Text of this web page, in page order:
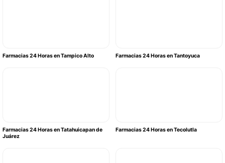
Farmacias 24 Horas en Tampico Alto Farmacias 24 Horas en Tantoyuca
Farmacias 24 Horas en Tatahuicapan de
Juárez
Farmacias 24 Horas en Tecolutla